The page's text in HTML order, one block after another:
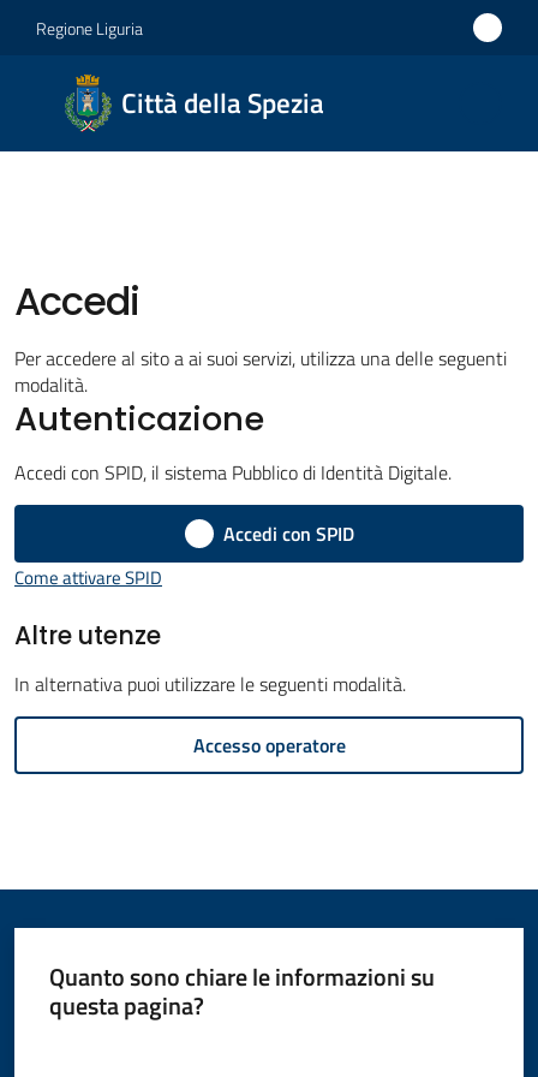
Vai al contenuto
Vai alla navigazione
Vai al footer
Regione Liguria
Città della Spezia
Città
della
Spezia
Merito
Civile
Medaglia
d'argento
al Valor
Militare
Amministrazione
Novità
Servizi
Vivere
Accedi
Per accedere al sito a ai suoi servizi, utilizza una delle seguenti
modalità.
Autenticazione
Accedi con SPID, il sistema Pubblico di Identità Digitale.
Accedi con SPID
Come attivare SPID
Altre utenze
In alternativa puoi utilizzare le seguenti modalità.
Accesso operatore
Quanto sono chiare le informazioni su
questa pagina?